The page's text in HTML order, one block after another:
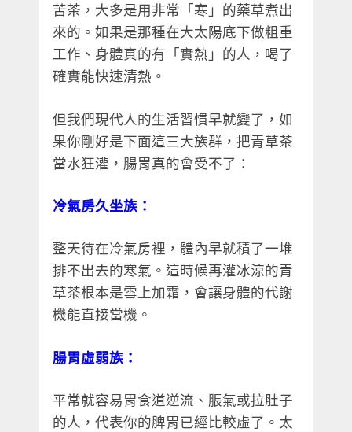
苦茶，大多是用非常「寒」的藥草煮出
來的。如果是那種在大太陽底下做粗重
工作、身體真的有「實熱」的人，喝了
確實能快速清熱。
但我們現代人的生活習慣早就變了，如
果你剛好是下面這三大族群，把青草茶
當水狂灌，腸胃真的會受不了：
冷氣房久坐族：
整天待在冷氣房裡，體內早就積了一堆
排不出去的寒氣。這時候再灌冰涼的青
草茶根本是雪上加霜，會讓身體的代謝
機能直接當機。
腸胃虛弱族：
平常就容易胃食道逆流、脹氣或拉肚子
的人，代表你的脾胃已經比較虛了。太